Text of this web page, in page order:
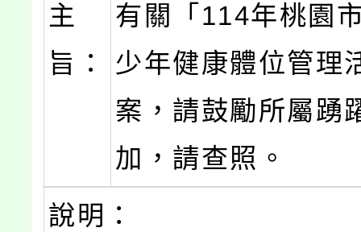
主
旨：
有關「114年桃園
少年健康體位管理
案，請鼓勵所屬踴
加，請查照。
說明：